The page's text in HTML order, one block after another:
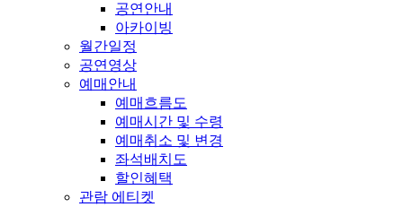
공연안내
아카이빙
월간일정
공연영상
예매안내
예매흐름도
예매시간 및 수령
예매취소 및 변경
좌석배치도
할인혜택
관람 에티켓